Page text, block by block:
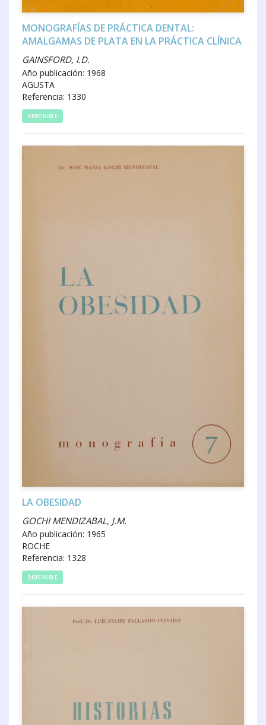
MONOGRAFÍAS DE PRÁCTICA DENTAL:
AMALGAMAS DE PLATA EN LA PRÁCTICA CLÍNICA
GAINSFORD, I.D.
Año publicación: 1968
AGUSTA
Referencia: 1330
DISPONIBLE
LA OBESIDAD
GOCHI MENDIZABAL, J.M.
Año publicación: 1965
ROCHE
Referencia: 1328
DISPONIBLE